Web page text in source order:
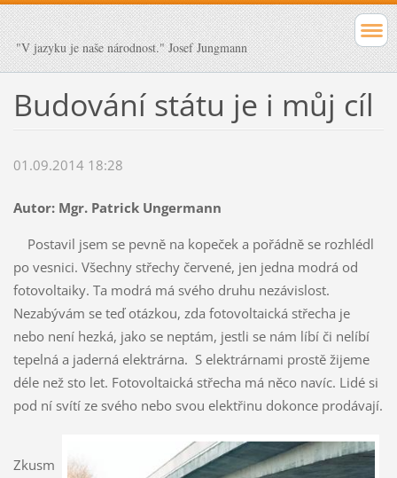
"V jazyku je naše národnost." Josef Jungmann
Budování státu je i můj cíl
01.09.2014 18:28
Autor: Mgr. Patrick Ungermann
Postavil jsem se pevně na kopeček a pořádně se rozhlédl
po vesnici. Všechny střechy červené, jen jedna modrá od
fotovoltaiky. Ta modrá má svého druhu nezávislost.
Nezabývám se teď otázkou, zda fotovoltaická střecha je
nebo není hezká, jako se neptám, jestli se nám líbí či nelíbí
tepelná a jaderná elektrárna. S elektrárnami prostě žijeme
déle než sto let. Fotovoltaická střecha má něco navíc. Lidé si
pod ní svítí ze svého nebo svou elektřinu dokonce prodávají.
Zkusm